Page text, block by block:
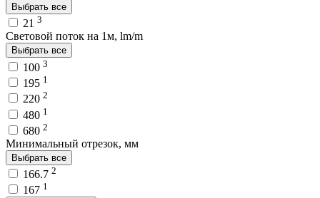
Выбрать все
21 3
Световой поток на 1м, lm/m
Выбрать все
100 3
195 1
220 2
480 1
680 2
Минимальный отрезок, мм
Выбрать все
166.7 2
167 1